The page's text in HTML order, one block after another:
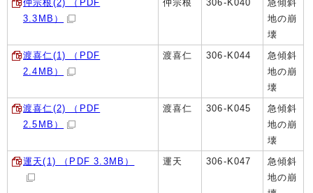
仲宗根(2) （PDF
3.3MB）
仲宗根 306-K040
急傾斜
地の崩
壊
渡喜仁(1) （PDF
2.4MB）
渡喜仁 306-K044
急傾斜
地の崩
壊
渡喜仁(2) （PDF
2.5MB）
渡喜仁 306-K045
急傾斜
地の崩
壊
運天(1) （PDF 3.3MB）
運天 306-K047
急傾斜
地の崩